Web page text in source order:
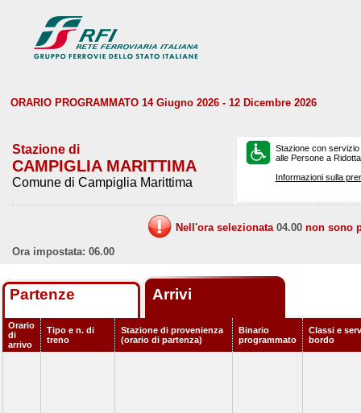
ORARIO PROGRAMMATO 14 Giugno 2026 - 12 Dicembre 2026
Stazione di
CAMPIGLIA MARITTIMA
Comune di Campiglia Marittima
Stazione con
alle Persone a
Informazioni sulla
Nell'ora selezionata 04.00 non sono
Ora impostata: 06.00
Partenze Arrivi
Orario
di
arrivo
Tipo e n. di
treno
Stazione di provenienza
(orario di partenza)
Binario
programmato
Classi e
bordo